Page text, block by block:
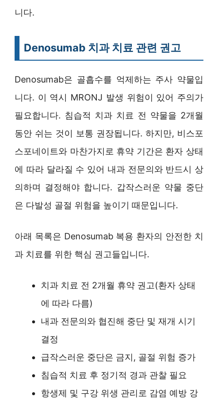
니다.
Denosumab 치과 치료 관련 권고
Denosumab은 골흡수를 억제하는 주사 약물입
니다. 이 역시 MRONJ 발생 위험이 있어 주의가
필요합니다. 침습적 치과 치료 전 약물을 2개월
동안 쉬는 것이 보통 권장됩니다. 하지만, 비스포
스포네이트와 마찬가지로 휴약 기간은 환자 상태
에 따라 달라질 수 있어 내과 전문의와 반드시 상
의하며 결정해야 합니다. 갑작스러운 약물 중단
은 다발성 골절 위험을 높이기 때문입니다.
아래 목록은 Denosumab 복용 환자의 안전한 치
과 치료를 위한 핵심 권고들입니다.
치과 치료 전 2개월 휴약 권고(환자 상태
에 따라 다름)
내과 전문의와 협진해 중단 및 재개 시기
결정
급작스러운 중단은 금지, 골절 위험 증가
침습적 치료 후 정기적 경과 관찰 필요
항생제 및 구강 위생 관리로 감염 예방 강